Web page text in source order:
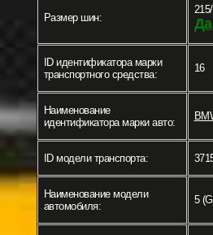
Размер шин: Да
ID идентификатора марки
транспортного средства:
16
Наименование
идентификатора марки авто:
ID модели транспорта:
Наименование модели
автомобиля:
5